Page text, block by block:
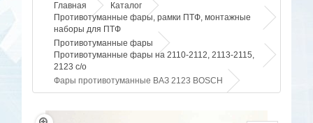
Главная
Каталог
Противотуманные фары, рамки ПТФ, монтажные
наборы для ПТФ
Противотуманные фары
Противотуманные фары на 2110-2112, 2113-2115,
2123 с/о
Фары противотуманные ВАЗ 2123 BOSCH